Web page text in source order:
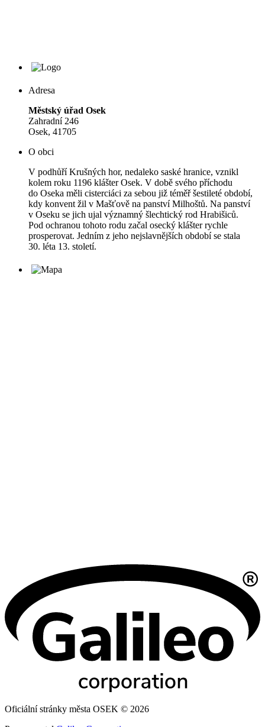
Adresa
Městský úřad Osek
Zahradní 246
Osek, 41705
O obci
V podhůří Krušných hor, nedaleko saské hranice, vznikl
kolem roku 1196 klášter Osek. V době svého příchodu
do Oseka měli cisterciáci za sebou již téměř šestileté období,
kdy konvent žil v Mašťově na panství Milhoštů. Na panství
v Oseku se jich ujal významný šlechtický rod Hrabišiců.
Pod ochranou tohoto rodu začal osecký klášter rychle
prosperovat. Jedním z jeho nejslavnějších období se stala
30. léta 13. století.
Oficiální stránky města OSEK © 2026